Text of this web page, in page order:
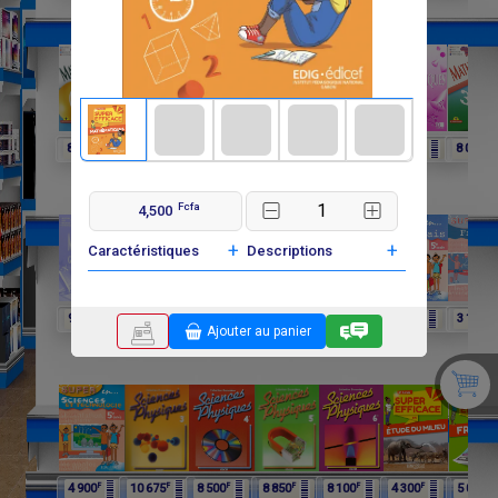
4,500 Fcfa
Caractéristiques + Descriptions +
Ajouter au panier
8 250 F 6 060 4 025 8 015 6 600 3 900 8 000
9 750 9 750F F F 4 900F 3 100
4 900F 10 675F 8 500F 8 850F 8 100F 4 300F 5 000